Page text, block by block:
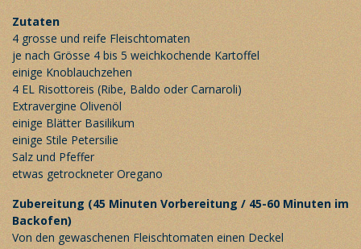
Zutaten
4 grosse und reife Fleischtomaten
je nach Grösse 4 bis 5 weichkochende Kartoffel
einige Knoblauchzehen
4 EL Risottoreis (Ribe, Baldo oder Carnaroli)
Extravergine Olivenöl
einige Blätter Basilikum
einige Stile Petersilie
Salz und Pfeffer
etwas getrockneter Oregano
Zubereitung (45 Minuten Vorbereitung / 45-60 Minuten im
Backofen)
Von den gewaschenen Fleischtomaten einen Deckel